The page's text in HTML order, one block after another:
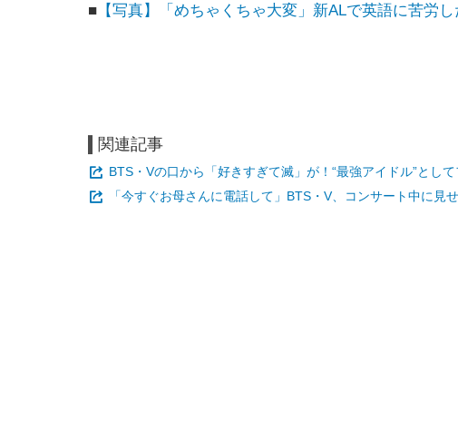
■ 【写真】「めちゃくちゃ大変」新ALで英語に苦労し
関連記事
BTS・Vの口から「好きすぎて滅」が！“最強アイドル”とし
「今すぐお母さんに電話して」BTS・V、コンサート中に見